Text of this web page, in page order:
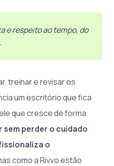
e respeito ao tempo, do
treinar e revisar os
um escritório que fica
que cresce de forma
perder o cuidado
o
como a Rivvo estão